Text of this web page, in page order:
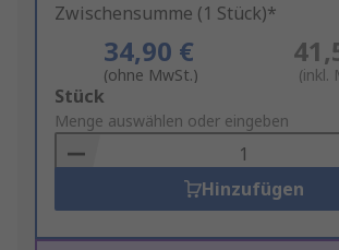
Zwischensumme (1 Stück)*
34,90 €
(ohne MwSt.) (inkl.
Add
to
Basket
Stück
Menge auswählen oder eingeben
Hinzufügen